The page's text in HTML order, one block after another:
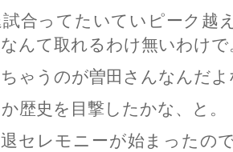
合ってたいていピーク越
んて取れるわけ無いわけで
ゃうのが曽田さんなんだ
歴史を目撃したかな、と。
セレモニーが始まったの